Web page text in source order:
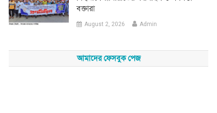
বক্তারা
August 2, 2026 Admin
আমাদের ফেসবুক পেজ